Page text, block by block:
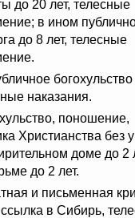
до 20 лет, телесные
в ином
до 8 лет, телесные
наказания.
поношение,
Христианства
доме до 2
до 2 лет.
и письменная
в Сибирь,